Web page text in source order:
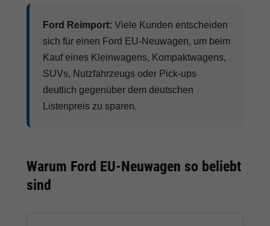
Ford Reimport: Viele Kunden entscheiden
sich für einen Ford EU-Neuwagen, um beim
Kauf eines Kleinwagens, Kompaktwagens,
SUVs, Nutzfahrzeugs oder Pick-ups
deutlich gegenüber dem deutschen
Listenpreis zu sparen.
Warum Ford EU-Neuwagen so beliebt
sind